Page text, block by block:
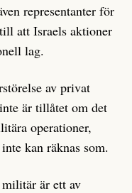
representanter för
att Israels aktioner
lag.
av privat
är tillåtet om det
operationer,
kan räknas som.
är ett av